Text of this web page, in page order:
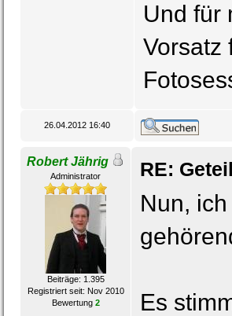
Und für
Vorsatz
26.04.2012 16:40
Robert Jährig
Administrator
Beiträge: 1.395
Registriert seit: Nov 2010
Bewertung 2
RE:
Nun,
Es